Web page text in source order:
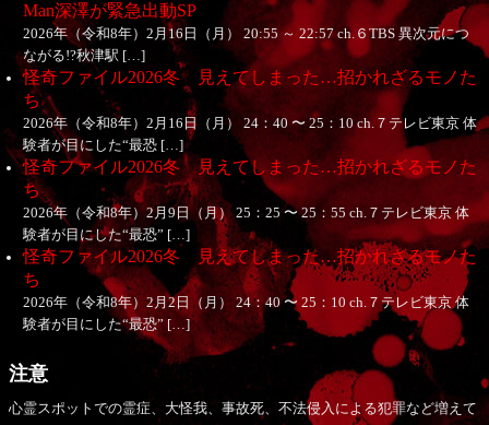
Man深澤が緊急出動SP
2026年（令和8年）2月16日（月） 20:55 ～ 22:57 ch.６TBS 異次元につ
ながる!?秋津駅 […]
怪奇ファイル2026冬 見えてしまった…招かれざるモノた
ち
2026年（令和8年）2月16日（月） 24：40 〜 25：10 ch.７テレビ東京 体
験者が目にした“最恐 […]
怪奇ファイル2026冬 見えてしまった…招かれざるモノた
ち
2026年（令和8年）2月9日（月） 25：25 〜 25：55 ch.７テレビ東京 体
験者が目にした“最恐” […]
怪奇ファイル2026冬 見えてしまった…招かれざるモノた
ち
2026年（令和8年）2月2日（月） 24：40 〜 25：10 ch.７テレビ東京 体
験者が目にした“最恐” […]
注意
心霊スポットでの霊症、大怪我、事故死、不法侵入による犯罪など増えて